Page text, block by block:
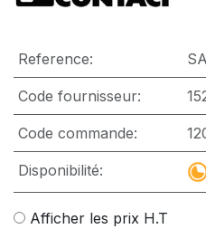
Reference:
Code fournisseur:
Code commande:
Disponibilité:
Afficher les prix H.T